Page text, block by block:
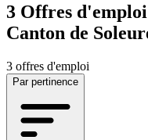
3 Offres
Canton de
3 offres d'emploi
Par pertinence